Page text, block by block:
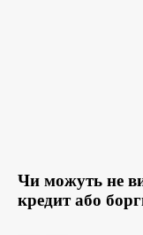
Чи можуть не
кредит або